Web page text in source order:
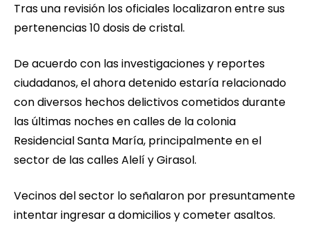
Tras una revisión los oficiales localizaron entre sus
pertenencias 10 dosis de cristal.
De acuerdo con las investigaciones y reportes
ciudadanos, el ahora detenido estaría relacionado
con diversos hechos delictivos cometidos durante
las últimas noches en calles de la colonia
Residencial Santa María, principalmente en el
sector de las calles Alelí y Girasol.
Vecinos del sector lo señalaron por presuntamente
intentar ingresar a domicilios y cometer asaltos.